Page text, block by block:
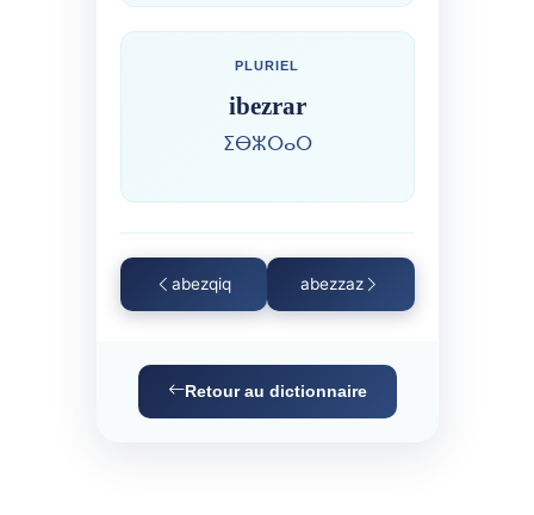
PLURIEL
ibezrar
ⵉⴱⵣⵔⴰⵔ
abezqiq abezzaz
Retour au dictionnaire